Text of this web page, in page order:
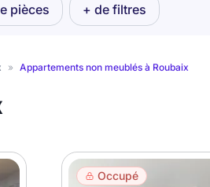
pièces + de filtres
» Appartements non meublés à Roubaix
Occupé